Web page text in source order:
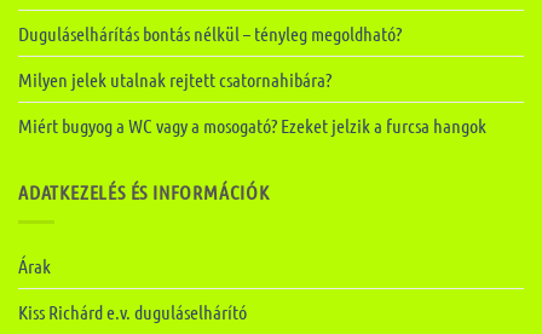
Duguláselhárítás bontás nélkül – tényleg megoldható?
Milyen jelek utalnak rejtett csatornahibára?
Miért bugyog a WC vagy a mosogató? Ezeket jelzik a furcsa hangok
ADATKEZELÉS ÉS INFORMÁCIÓK
Árak
Kiss Richárd e.v. duguláselhárító